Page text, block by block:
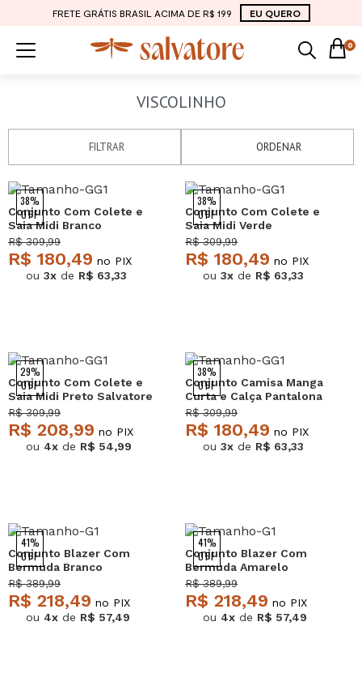
FRETE GRÁTIS BRASIL ACIMA DE R$ 199 EU QUERO
0
VISCOLINHO
FILTRAR ORDENAR
38%
OFF
Conjunto Com Colete e
Saia Midi Branco
Salvatore
R$ 309,99
R$ 180,49 no PIX
ou 3x de R$ 63,33
38%
OFF
Conjunto Com Colete e
Saia Midi Verde
Salvatore
R$ 309,99
R$ 180,49 no PIX
ou 3x de R$ 63,33
29%
OFF
Conjunto Com Colete e
Saia Midi Preto Salvatore
R$ 309,99
R$ 208,99 no PIX
ou 4x de R$ 54,99
38%
OFF
Conjunto Camisa Manga
Curta e Calça Pantalona
Branco Salvatore
R$ 309,99
R$ 180,49 no PIX
ou 3x de R$ 63,33
41%
OFF
Conjunto Blazer Com
Bermuda Branco
Salvatore
R$ 389,99
R$ 218,49 no PIX
ou 4x de R$ 57,49
41%
OFF
Conjunto Blazer Com
Bermuda Amarelo
Salvatore
R$ 389,99
R$ 218,49 no PIX
ou 4x de R$ 57,49